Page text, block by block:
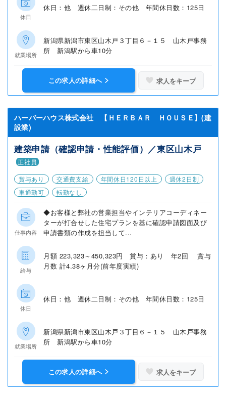
休日
休日：他 週休二日制：その他 年間休日数：125日
就業場所
新潟県新潟市東区山木戸３丁目６－１５ 山木戸事務
所 新潟駅から車10分
この求人の詳細へ 求人をキープ
ハーバーハウス株式会社 【ＨＥＲＢＡＲ ＨＯＵＳＥ】(建
設業)
建築申請（確認申請・性能評価）／東区山木戸
正社員
賞与あり
交通費支給 年間休日120日以上
週休2日制
車通勤可
転勤なし
仕事内容
◆お客様と弊社の営業担当やインテリアコーディネー
ターが打合せした住宅プランを基に確認申請図面及び
申請書類の作成を担当して...
給与
月額 223,323～450,323円 賞与：あり 年2回 賞与
月数 計4.38ヶ月分(前年度実績)
休日
休日：他 週休二日制：その他 年間休日数：125日
就業場所
新潟県新潟市東区山木戸３丁目６－１５ 山木戸事務
所 新潟駅から車10分
この求人の詳細へ 求人をキープ